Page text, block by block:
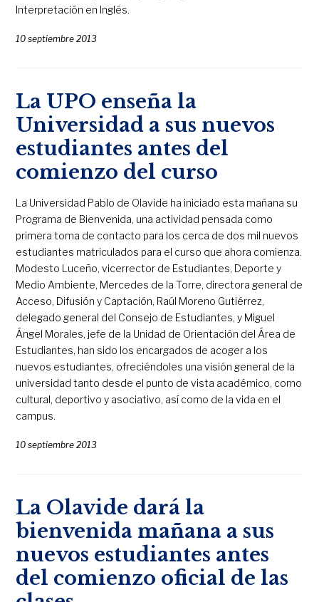
Interpretación en Inglés.
10 septiembre 2013
La UPO enseña la
Universidad a sus nuevos
estudiantes antes del
comienzo del curso
La Universidad Pablo de Olavide ha iniciado esta mañana su
Programa de Bienvenida, una actividad pensada como
primera toma de contacto para los cerca de dos mil nuevos
estudiantes matriculados para el curso que ahora comienza.
Modesto Luceño, vicerrector de Estudiantes, Deporte y
Medio Ambiente, Mercedes de la Torre, directora general de
Acceso, Difusión y Captación, Raúl Moreno Gutiérrez,
delegado general del Consejo de Estudiantes, y Miguel
Ángel Morales, jefe de la Unidad de Orientación del Área de
Estudiantes, han sido los encargados de acoger a los
nuevos estudiantes, ofreciéndoles una visión general de la
universidad tanto desde el punto de vista académico, como
cultural, deportivo y asociativo, así como de la vida en el
campus.
10 septiembre 2013
La Olavide dará la
bienvenida mañana a sus
nuevos estudiantes antes
del comienzo oficial de las